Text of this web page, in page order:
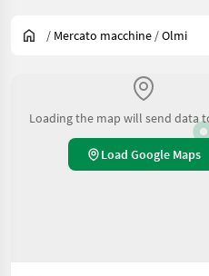
/ Mercato macchine /Olmi
Loading the map will send data
Load Google Maps